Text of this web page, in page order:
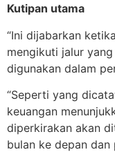
Kutipan utama
“Ini dijabarkan
mengikuti jalur
digunakan dalam
“Seperti yang
keuangan
diperkirakan akan
bulan ke depan dan